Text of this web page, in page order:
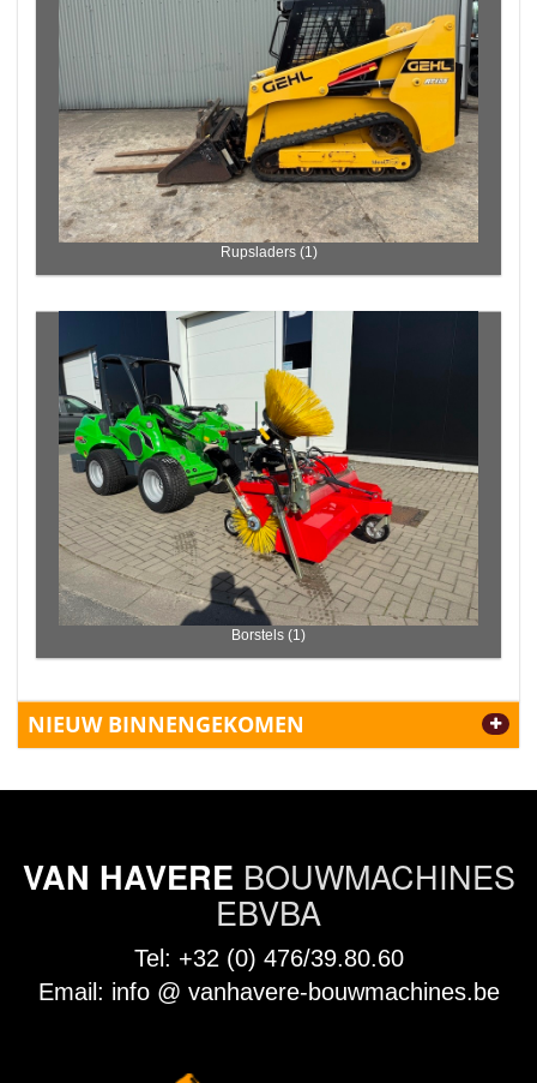
Rupsladers (1)
Borstels (1)
NIEUW BINNENGEKOMEN
VAN HAVERE BOUWMACHINES
EBVBA
Tel: +32 (0) 476/39.80.60
Email: info @ vanhavere-bouwmachines.be